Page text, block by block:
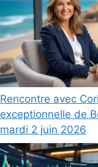
Rencontre avec
exceptionnelle de
mardi 2 juin 2026